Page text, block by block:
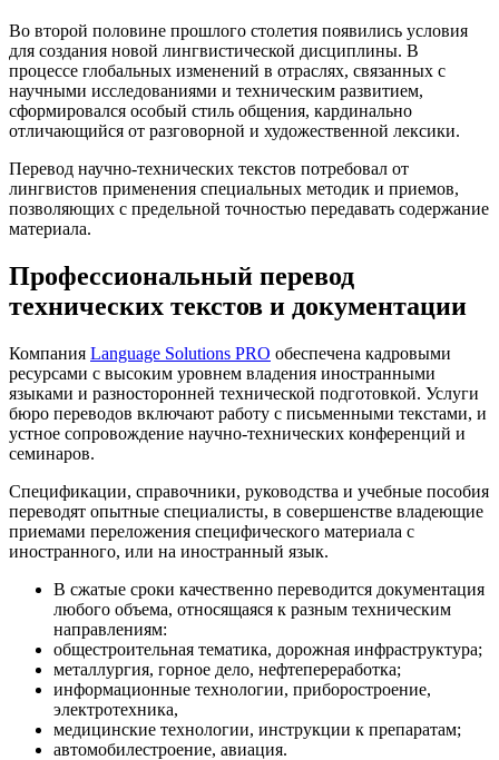
Во второй половине прошлого столетия появились условия
для создания новой лингвистической дисциплины. В
процессе глобальных изменений в отраслях, связанных с
научными исследованиями и техническим развитием,
сформировался особый стиль общения, кардинально
отличающийся от разговорной и художественной лексики.
Перевод научно-технических текстов потребовал от
лингвистов применения специальных методик и приемов,
позволяющих с предельной точностью передавать содержание
материала.
Профессиональный перевод
технических текстов и документации
Компания Language Solutions PRO обеспечена кадровыми
ресурсами с высоким уровнем владения иностранными
языками и разносторонней технической подготовкой. Услуги
бюро переводов включают работу с письменными текстами, и
устное сопровождение научно-технических конференций и
семинаров.
Спецификации, справочники, руководства и учебные пособия
переводят опытные специалисты, в совершенстве владеющие
приемами переложения специфического материала с
иностранного, или на иностранный язык.
В сжатые сроки качественно переводится документация
любого объема, относящаяся к разным техническим
направлениям:
общестроительная тематика, дорожная инфраструктура;
металлургия, горное дело, нефтепереработка;
информационные технологии, приборостроение,
электротехника,
медицинские технологии, инструкции к препаратам;
автомобилестроение, авиация.